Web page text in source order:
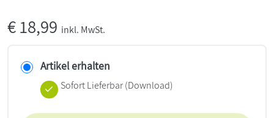
€18,99 inkl. MwSt.
Artikel erhalten
Sofort Lieferbar (Download)